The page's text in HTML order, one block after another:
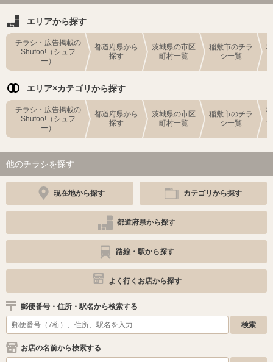
エリアから探す
チラシ・広告掲載の
Shufoo!（シュフ
ー）
都道府県から
探す
茨城県の市区
町村一覧
稲敷市のチラ
シ一覧
エリア×カテゴリから探す
チラシ・広告掲載の
Shufoo!（シュフ
ー）
都道府県から
探す
茨城県の市区
町村一覧
稲敷市のチラ
シ一覧
他のチラシを探す
現在地から探す カテゴリから探す
都道府県から探す
路線・駅から探す
よく行くお店から探す
郵便番号・住所・駅名から検索する
お店の名前から検索する